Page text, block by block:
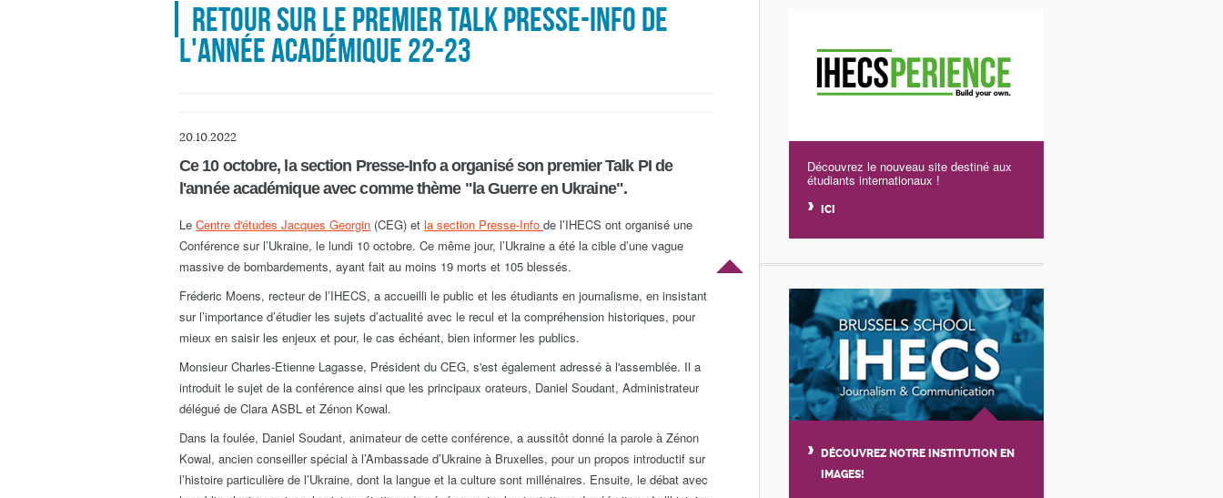
Retour sur le premier Talk Presse-info de
l'année académique 22-23
20.10.2022
Ce 10 octobre, la section Presse-Info a organisé son premier Talk PI de
l'année académique avec comme thème "la Guerre en Ukraine".
Le Centre d'études Jacques Georgin (CEG) et la section Presse-Info de l’IHECS ont organisé une
Conférence sur l’Ukraine, le lundi 10 octobre. Ce même jour, l’Ukraine a été la cible d’une vague
massive de bombardements, ayant fait au moins 19 morts et 105 blessés.
Fréderic Moens, recteur de l’IHECS, a accueilli le public et les étudiants en journalisme, en insistant
sur l’importance d’étudier les sujets d’actualité avec le recul et la compréhension historiques, pour
mieux en saisir les enjeux et pour, le cas échéant, bien informer les publics.
Monsieur Charles-Etienne Lagasse, Président du CEG, s'est également adressé à l'assemblée. Il a
introduit le sujet de la conférence ainsi que les principaux orateurs, Daniel Soudant, Administrateur
délégué de Clara ASBL et Zénon Kowal.
Dans la foulée, Daniel Soudant, animateur de cette conférence, a aussitôt donné la parole à Zénon
Kowal, ancien conseiller spécial à l’Ambassade d’Ukraine à Bruxelles, pour un propos introductif sur
l’histoire particulière de l’Ukraine, dont la langue et la culture sont millénaires. Ensuite, le débat avec
Découvrez le nouveau site destiné aux
étudiants internationaux !
ICI
DÉCOUVREZ NOTRE INSTITUTION EN
IMAGES!